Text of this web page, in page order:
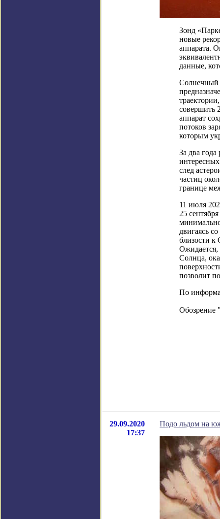
Зонд
новые
аппарата.
данные,
Солнечный
совершить
аппарат
потоков
которым
За два
след
частиц
границе
11 июля
25
двигаясь
близости к
Ожидается,
Солнца,
позволит
По
Обозрение
29.09.2020
17:37
Подо льдом на